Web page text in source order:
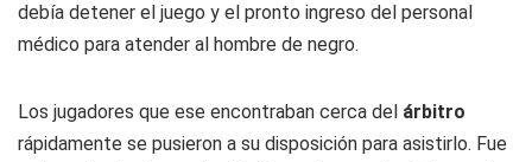
debía detener el juego y el pronto ingreso del personal
médico para atender al hombre de negro.
Los jugadores que ese encontraban cerca del árbitro
rápidamente se pusieron a su disposición para asistirlo. Fue